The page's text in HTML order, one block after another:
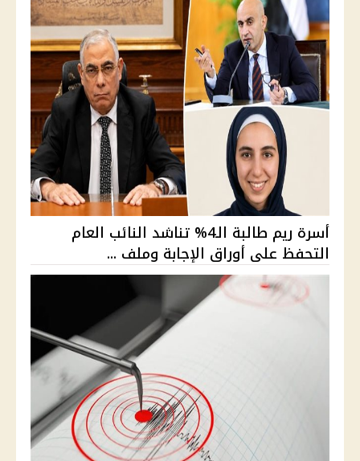
أسرة ريم طالبة الـ4% تناشد النائب العام
التحفظ على أوراق الإجابة وملف ...